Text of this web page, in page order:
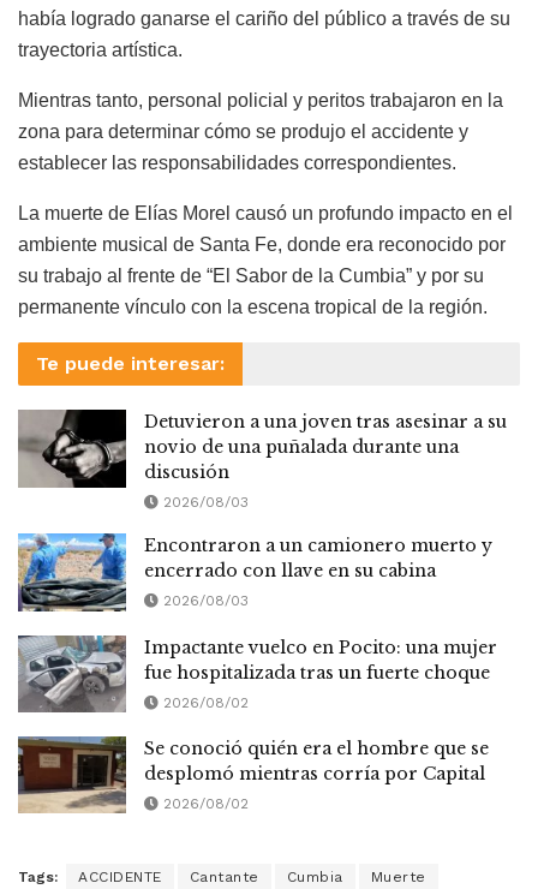
había logrado ganarse el cariño del público a través de su
trayectoria artística.
Mientras tanto, personal policial y peritos trabajaron en la
zona para determinar cómo se produjo el accidente y
establecer las responsabilidades correspondientes.
La muerte de Elías Morel causó un profundo impacto en el
ambiente musical de Santa Fe, donde era reconocido por
su trabajo al frente de “El Sabor de la Cumbia” y por su
permanente vínculo con la escena tropical de la región.
Te puede interesar:
Detuvieron a una joven tras asesinar a su
novio de una puñalada durante una
discusión
2026/08/03
Encontraron a un camionero muerto y
encerrado con llave en su cabina
2026/08/03
Impactante vuelco en Pocito: una mujer
fue hospitalizada tras un fuerte choque
2026/08/02
Se conoció quién era el hombre que se
desplomó mientras corría por Capital
2026/08/02
Tags: ACCIDENTE Cantante Cumbia Muerte